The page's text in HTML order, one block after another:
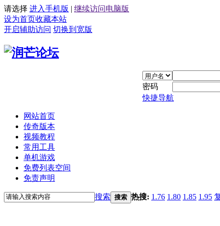
请选择 进入手机版 | 继续访问电脑版
设为首页收藏本站
开启辅助访问 切换到宽版
密码
快捷导航
网站首页
传奇版本
视频教程
常用工具
单机游戏
免费列表空间
免责声明
搜索 搜索 热搜: 1.76 1.80 1.85 1.95